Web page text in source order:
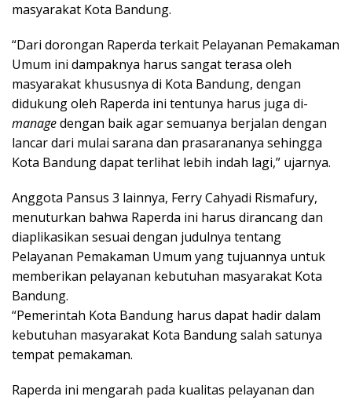
masyarakat Kota Bandung.
“Dari dorongan Raperda terkait Pelayanan Pemakaman
Umum ini dampaknya harus sangat terasa oleh
masyarakat khususnya di Kota Bandung, dengan
didukung oleh Raperda ini tentunya harus juga di-
managedengan baik agar semuanya berjalan dengan
lancar dari mulai sarana dan prasarananya sehingga
Kota Bandung dapat terlihat lebih indah lagi,” ujarnya.
Anggota Pansus 3 lainnya, Ferry Cahyadi Rismafury,
menuturkan bahwa Raperda ini harus dirancang dan
diaplikasikan sesuai dengan judulnya tentang
Pelayanan Pemakaman Umum yang tujuannya untuk
memberikan pelayanan kebutuhan masyarakat Kota
Bandung.
“Pemerintah Kota Bandung harus dapat hadir dalam
kebutuhan masyarakat Kota Bandung salah satunya
tempat pemakaman.
Raperda ini mengarah pada kualitas pelayanan dan